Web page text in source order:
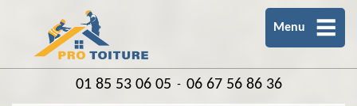
Menu
01 85 53 06 05 - 06 67 56 86 36